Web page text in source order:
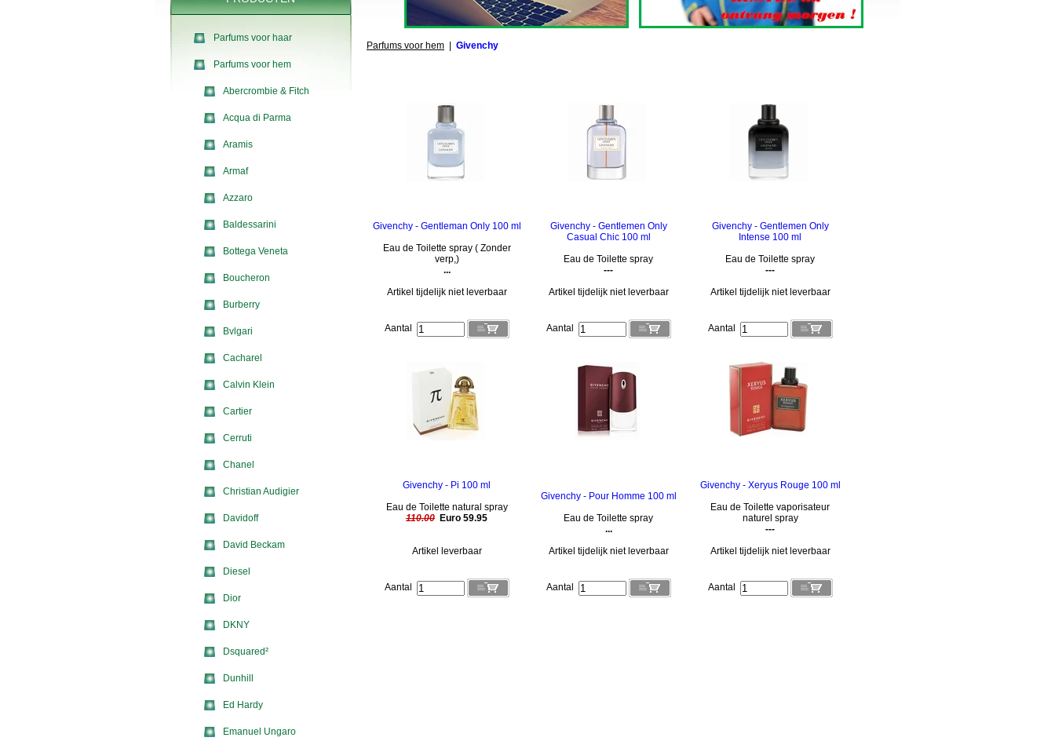
Parfums voor haar
Parfums voor hem
Abercrombie & Fitch
Acqua di Parma
Aramis
Armaf
Azzaro
Baldessarini
Bottega Veneta
Boucheron
Burberry
Bvlgari
Cacharel
Calvin Klein
Cartier
Cerruti
Chanel
Christian Audigier
Davidoff
David Beckam
Diesel
Dior
DKNY
Dsquared²
Dunhill
Ed Hardy
Emanuel Ungaro
Parfums voor hem Givenchy
Givenchy - Gentleman Only 100 ml
Eau de Toilette spray ( Zonder
verp,)
...
Artikel tijdelijk niet leverbaar
Aantal
Givenchy - Gentlemen Only
Casual Chic 100 ml
Eau de Toilette spray
---
Artikel tijdelijk niet leverbaar
Aantal
Givenchy - Gentlemen Only
Intense 100 ml
Eau de Toilette spray
---
Artikel tijdelijk niet leverbaar
Aantal
Givenchy - Pi 100 ml
Eau de Toilette natural spray
110.00 Euro 59.95
Artikel leverbaar
Aantal
Givenchy - Pour Homme 100 ml
Eau de Toilette spray
...
Artikel tijdelijk niet leverbaar
Aantal
Givenchy - Xeryus Rouge 100 ml
Eau de Toilette vaporisateur
naturel spray
---
Artikel tijdelijk niet leverbaar
Aantal